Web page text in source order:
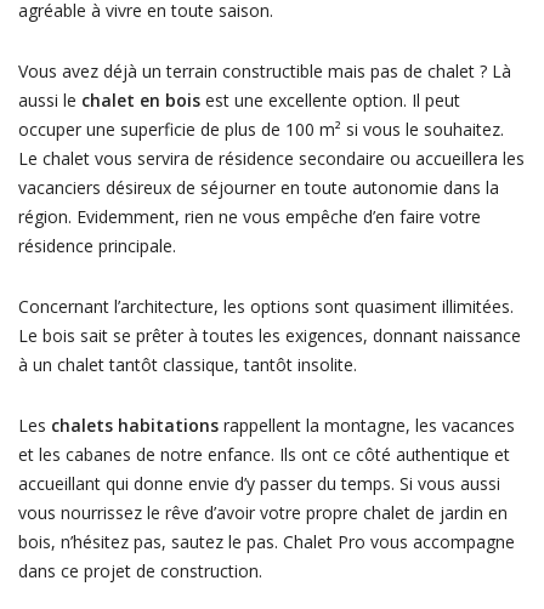
agréable à vivre en toute saison.
Vous avez déjà un terrain constructible mais pas de chalet ? Là
aussi le chalet en boisest une excellente option. Il peut
occuper une superficie de plus de 100 m² si vous le souhaitez.
Le chalet vous servira de résidence secondaire ou accueillera les
vacanciers désireux de séjourner en toute autonomie dans la
région. Evidemment, rien ne vous empêche d’en faire votre
résidence principale.
Concernant l’architecture, les options sont quasiment illimitées.
Le bois sait se prêter à toutes les exigences, donnant naissance
à un chalet tantôt classique, tantôt insolite.
Les chalets habitationsrappellent la montagne, les vacances
et les cabanes de notre enfance. Ils ont ce côté authentique et
accueillant qui donne envie d’y passer du temps. Si vous aussi
vous nourrissez le rêve d’avoir votre propre chalet de jardin en
bois, n’hésitez pas, sautez le pas. Chalet Pro vous accompagne
dans ce projet de construction.